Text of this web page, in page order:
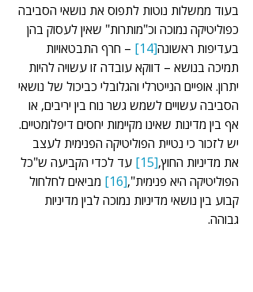
בעוד ממשלות נוטות לתפוס את נושאי הסביבה
כפוליטיקה נמוכה וכ"מותרות" שאין לעסוק בהן
בעדיפות ראשונה[14]
– חרף התבטאויות
תמיכה בנושא – דווקא עובדה זו עשויה להיות
יתרון. אופיים הנייטרלי והגלובלי כביכול של נושאי
הסביבה עשויים לשמש גשר נוח בין יריבים, או
אף בין מדינות שאינו מקיימות יחסים דיפלומטיים.
יש לזכור כי נטיית הפוליטיקה הפנימית לעצב
את מדיניות החוץ,[15]
עד לכדי הקביעה ש"כל
הפוליטיקה היא פנימית",[16]
מביאים לחלחול
קבוע בין נושאי מדיניות נמוכה לבין מדיניות
גבוהה.